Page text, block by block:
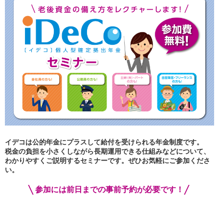
イオン銀行アプリ
イオン銀行PayB
イオングループアプリ
AEON Pay
支払・入金・サービス
支払・入金TOP
AEON Pay
口座振替サービス
WEB即時決済サービス
スマホ決済アプリ
公営競技
サービス
Myステージ
相続・税務のご相談
イデコは公的年金にプラスして給付を受けられる年金制度です。
税金の負担を小さくしながら長期運用できる仕組みなどについて、
わかりやすくご説明するセミナーです。ぜひお気軽にご参加くださ
い。
参加には前日までの事前予約が必要です！